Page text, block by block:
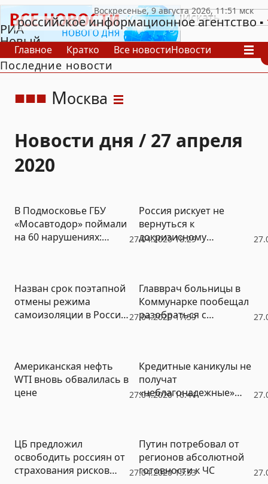
РИА
Новый
День
российское информационное агентство
Главное Кратко Все новостиНовости
В России
В мире
Последние новости
Москва
Новости дня / 27 апреля
2020
27.04.2020 18:29
В Подмосковье ГБУ
«Мосавтодор» поймали
на 60 нарушениях:
Россия рискует не
вернуться к
докризисному
27.04.2020 17:59
Назван срок поэтапной
отмены режима
самоизоляции в России:
Главврач больницы в
Коммунарке пообещал
разобраться с
27.04.2020 16:44
Американская нефть
WTI вновь обвалилась в
цене
Кредитные каникулы не
получат
«неблагонадежные»
27.04.2020 15:53
ЦБ предложил
освободить россиян от
страхования рисков
Путин потребовал от
регионов абсолютной
готовности к ЧС